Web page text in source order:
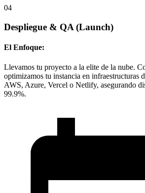
04
Despliegue & QA (Launch)
El Enfoque:
Llevamos tu proyecto a la elite de la nube.
optimizamos tu instancia en infraestructuras
AWS, Azure, Vercel o Netlify, asegurando
99.9%.